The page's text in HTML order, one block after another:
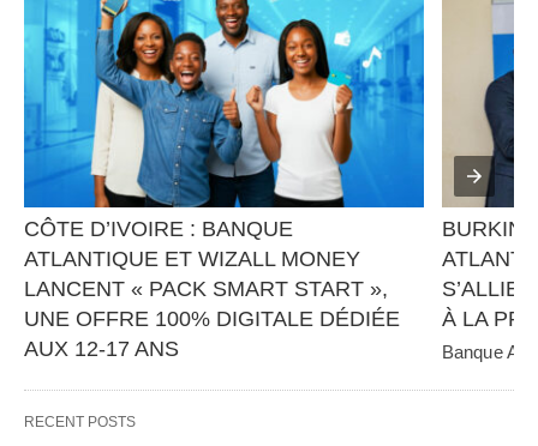
CÔTE D’IVOIRE : BANQUE
ATLANTIQUE ET WIZALL MONEY
LANCENT « PACK SMART START »,
UNE OFFRE 100% DIGITALE DÉDIÉE
AUX 12-17 ANS
d’inclusion financière avec…
À LA
Banque
RECENT POSTS